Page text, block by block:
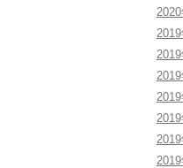
2020
2019
2019
2019
2019
2019
2019
2019